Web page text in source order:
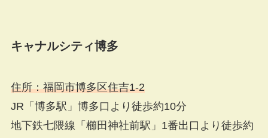
キャナルシティ博多
住所：福岡市博多区住吉1-2
JR「博多駅」博多口より徒歩約10分
地下鉄七隈線「櫛田神社前駅」1番出口より徒歩約